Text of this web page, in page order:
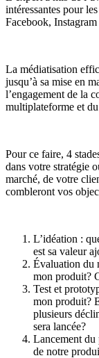
intéressantes pour
Facebook,
La médiatisation
jusqu’à sa mise en
l’engagement de la
multiplateforme et
Pour ce faire, 4
dans votre stratégie
marché, de votre
combleront vos
L’idéation :
est sa valeur
Évaluation du
mon produit?
Test et
mon produit?
plusieurs
sera lancée?
Lancement du
de notre